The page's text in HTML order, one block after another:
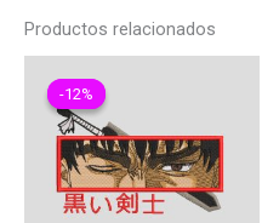
Productos relacionados
-12%
-12%